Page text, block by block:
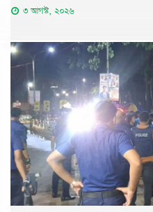
৩ আগস্ট, ২০২৬